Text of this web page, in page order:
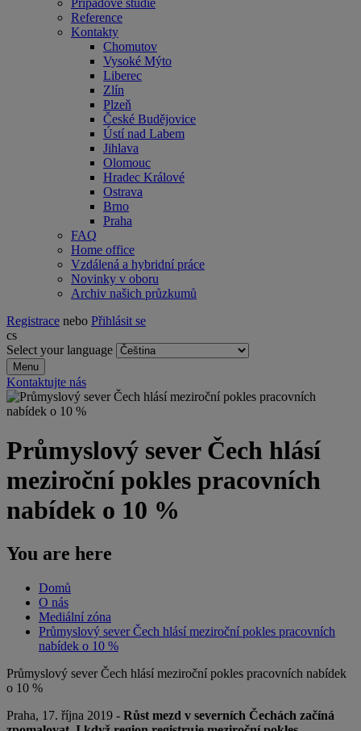
Případové studie
Reference
Kontakty
Chomutov
Vysoké Mýto
Liberec
Zlín
Plzeň
České Budějovice
Ústí nad Labem
Jihlava
Olomouc
Hradec Králové
Ostrava
Brno
Praha
FAQ
Home office
Vzdálená a hybridní práce
Novinky v oboru
Archiv našich průzkumů
Registrace nebo Přihlásit se
cs
Select your language
Menu
Kontaktujte nás
Průmyslový sever Čech hlásí
meziroční pokles pracovních
nabídek o 10 %
You are here
Domů
O nás
Mediální zóna
Průmyslový sever Čech hlásí meziroční pokles pracovních
nabídek o 10 %
Průmyslový sever Čech hlásí meziroční pokles pracovních nabídek
o 10 %
Praha, 17. října 2019 - Růst mezd v severních Čechách začíná